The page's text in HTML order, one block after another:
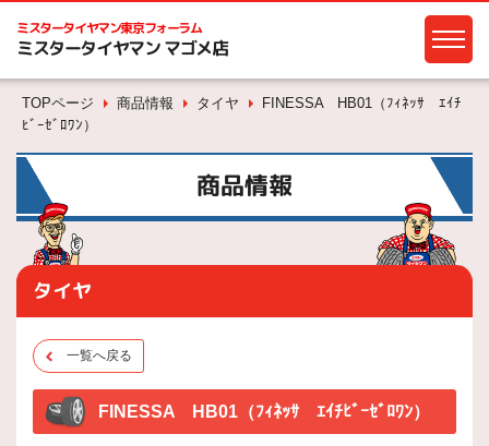
ミスタータイヤマン東京フォーラム
ミスタータイヤマン マゴメ店
TOPページ 商品情報 タイヤ
FINESSA HB01（ﾌｨﾈｯｻ ｴｲﾁ
ﾋﾞｰｾﾞﾛﾜﾝ）
商品情報
タイヤ
一覧へ戻る
FINESSA HB01（ﾌｨﾈｯｻ ｴｲﾁﾋﾞｰｾﾞﾛﾜﾝ）